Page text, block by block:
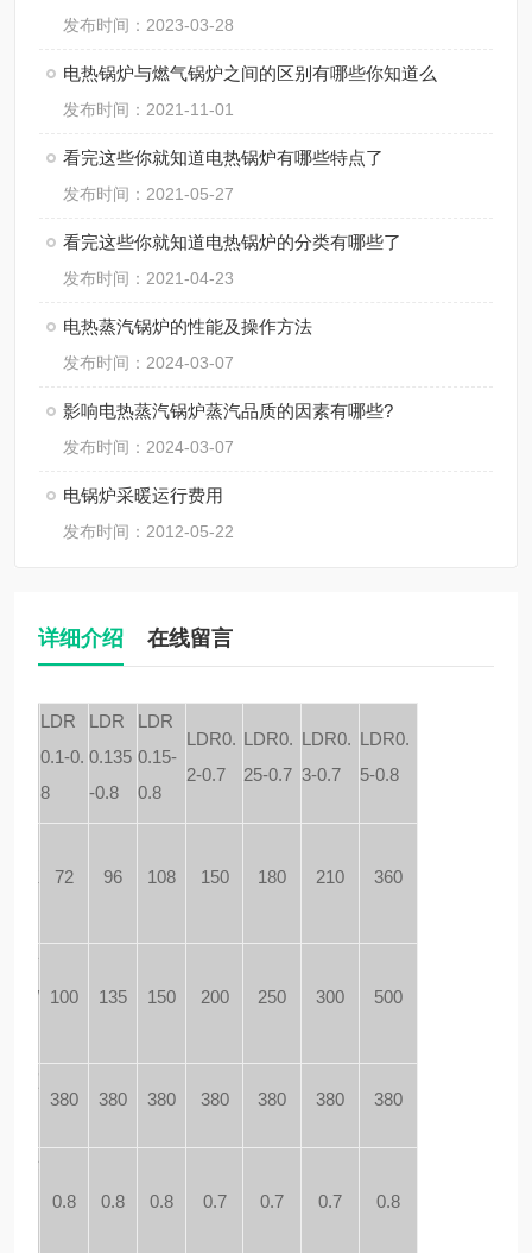
发布时间：2023-03-28
电热锅炉与燃气锅炉之间的区别有哪些你知道么
发布时间：2021-11-01
看完这些你就知道电热锅炉有哪些特点了
发布时间：2021-05-27
看完这些你就知道电热锅炉的分类有哪些了
发布时间：2021-04-23
电热蒸汽锅炉的性能及操作方法
发布时间：2024-03-07
影响电热蒸汽锅炉蒸汽品质的因素有哪些?
发布时间：2024-03-07
电锅炉采暖运行费用
发布时间：2012-05-22
详细介绍 在线留言
LDR
0.1-0.
8
LDR
0.135
-0.8
LDR
0.15-
0.8
LDR0.
2-0.7
LDR0.
25-0.7
LDR0.
3-0.7
LDR0.
5-0.8
72 96 108 150 180 210 360
发
Kg/ 100 135 150 200 250 300 500
380 380 380 380 380 380 380
作
0.8 0.8 0.8 0.7 0.7 0.7 0.8